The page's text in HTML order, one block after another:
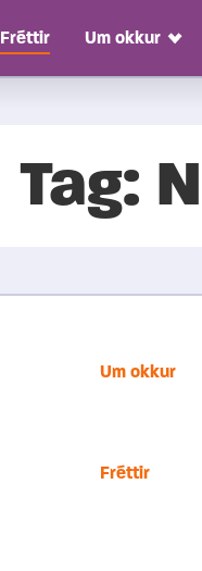
Fréttir Um okkur
Tag:
Um okkur
Fréttir